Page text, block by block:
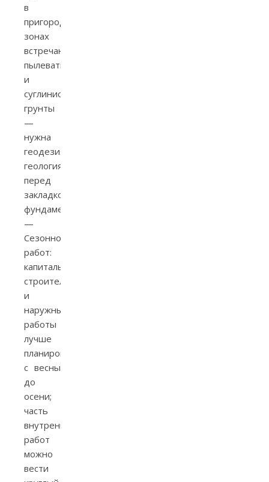
в
пригородных
зонах
встречаются
пылеватые
и
суглинистые
грунты
—
нужна
геодезия/
геология
перед
закладкой
фундамента.
—
Сезонность
работ:
капитальное
строительство
и
наружные
работы
лучше
планировать
с весны
до
осени;
часть
внутренних
работ
можно
вести